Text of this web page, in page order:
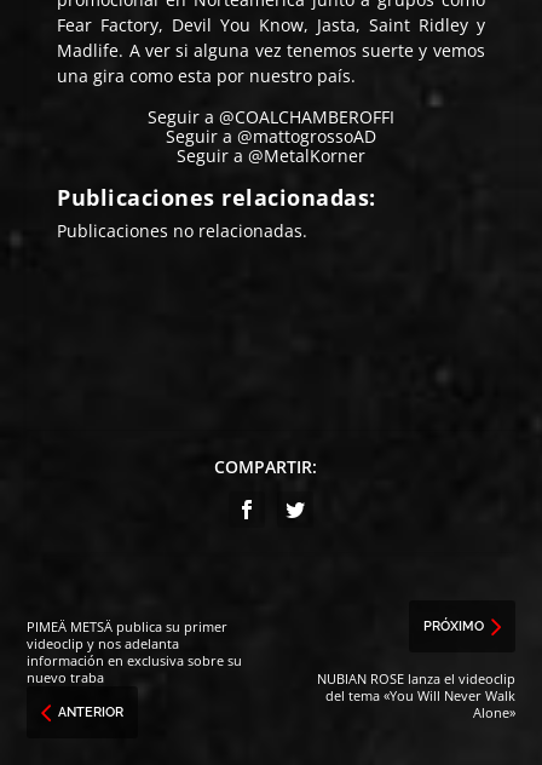
Fear Factory, Devil You Know, Jasta, Saint Ridley y
Madlife. A ver si alguna vez tenemos suerte y vemos
una gira como esta por nuestro país.
Seguir a @COALCHAMBEROFFI
Seguir a @mattogrossoAD
Seguir a @MetalKorner
Publicaciones relacionadas:
Publicaciones no relacionadas.
COMPARTIR:
PIMEÄ METSÄ publica su primer
videoclip y nos adelanta
información en exclusiva sobre su
nuevo traba
ANTERIOR
PRÓXIMO
NUBIAN ROSE lanza el videoclip
del tema «You Will Never Walk
Alone»